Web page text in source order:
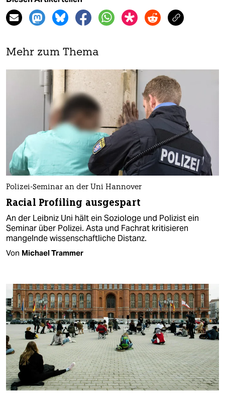
Mehr zum Thema
Polizei-Seminar an der Uni Hannover
Racial Profiling ausgespart
An der Leibniz Uni hält ein Soziologe und Polizist ein
Seminar über Polizei. Asta und Fachrat kritisieren
mangelnde wissenschaftliche Distanz.
Von Michael Trammer